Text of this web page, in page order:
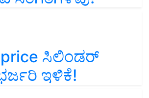
ಸಿಲಿಂಡರ್‌
ಇಳಿಕೆ!